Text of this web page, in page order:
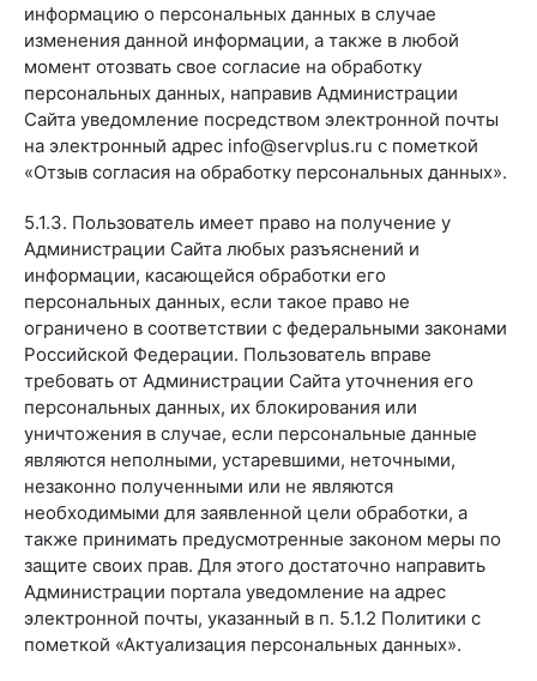
информацию о персональных данных в случае
изменения данной информации, а также в любой
момент отозвать свое согласие на обработку
персональных данных, направив Администрации
Сайта уведомление посредством электронной почты
на электронный адрес info@servplus.ru с пометкой
«Отзыв согласия на обработку персональных данных».
5.1.3. Пользователь имеет право на получение у
Администрации Сайта любых разъяснений и
информации, касающейся обработки его
персональных данных, если такое право не
ограничено в соответствии с федеральными законами
Российской Федерации. Пользователь вправе
требовать от Администрации Сайта уточнения его
персональных данных, их блокирования или
уничтожения в случае, если персональные данные
являются неполными, устаревшими, неточными,
незаконно полученными или не являются
необходимыми для заявленной цели обработки, а
также принимать предусмотренные законом меры по
защите своих прав. Для этого достаточно направить
Администрации портала уведомление на адрес
электронной почты, указанный в п. 5.1.2 Политики с
пометкой «Актуализация персональных данных».